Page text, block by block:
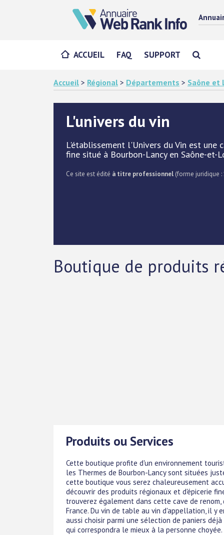
ACCUEIL FAQ SUPPORT
Accueil > Régional > Départements > Saône et
L'univers du vin
L'établissement l'Univers du Vin est
fine situé à Bourbon-Lancy en Saône-
Ce site est édité à titre professionnel (forme juridique :
Boutique de produits
Produits ou Services
Cette boutique profite d'un environnement
les Thermes de Bourbon-Lancy sont situées
cette boutique vous serez chaleureusement
découvrir des produits régionaux et d'épicerie
trouverez également dans cette cave de
France. Du vin de table au vin d'appellation, il y
aussi choisir parmi une sélection de paniers
qui correspondra le mieux à la personne choyée.